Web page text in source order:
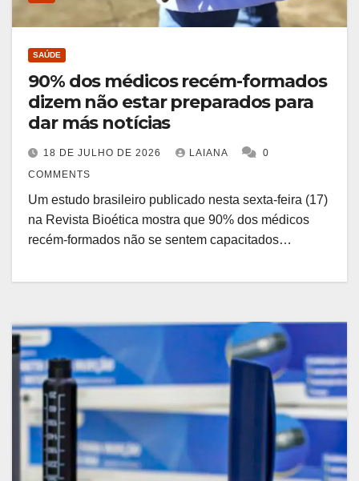
SAÚDE
90% dos médicos recém-formados
dizem não estar preparados para
dar más notícias
18 DE JULHO DE 2026 LAIANA
0
COMMENTS
Um estudo brasileiro publicado nesta sexta-feira (17)
na Revista Bioética mostra que 90% dos médicos
recém-formados não se sentem capacitados…